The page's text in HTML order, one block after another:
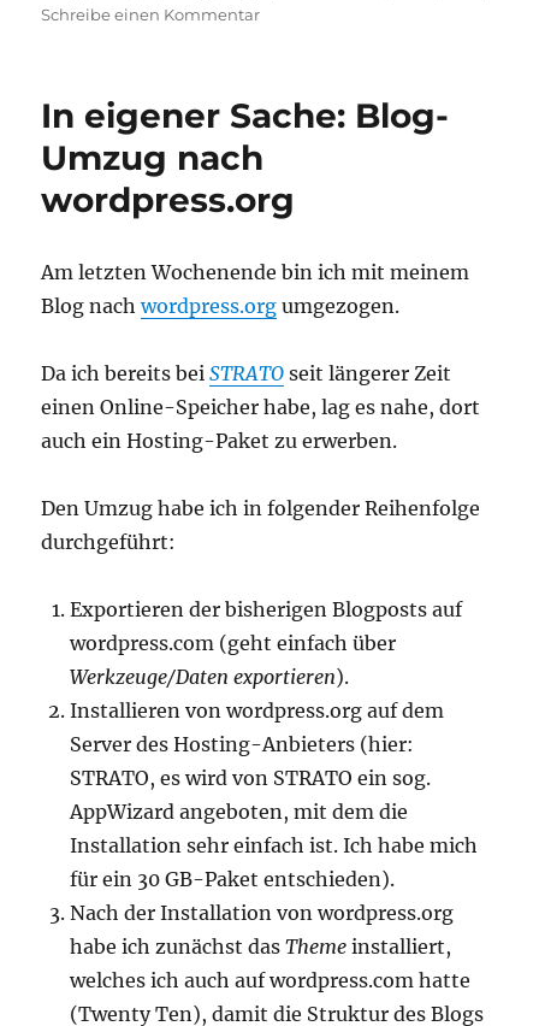
Schreibe einen Kommentarzu
wieder
In eigener Sache: Blog-
Umzug nach
wordpress.org
Am letzten Wochenende bin ich mit meinem
Blog nachwordpress.org umgezogen.
Da ich bereits beiSTRATO seit längerer Zeit
einen Online-Speicher habe, lag es nahe, dort
auch ein Hosting-Paket zu erwerben.
Den Umzug habe ich in folgender Reihenfolge
durchgeführt:
Exportieren der bisherigen Blogposts auf
wordpress.com (geht einfach über
Werkzeuge/Daten exportieren).
Installieren von wordpress.org auf dem
Server des Hosting-Anbieters (hier:
STRATO, es wird von STRATO ein sog.
AppWizard angeboten, mit dem die
Installation sehr einfach ist. Ich habe mich
für ein 30 GB-Paket entschieden).
Nach der Installation von wordpress.org
habe ich zunächst dasTheme installiert,
welches ich auch auf wordpress.com hatte
(Twenty Ten), damit die Struktur des Blogs